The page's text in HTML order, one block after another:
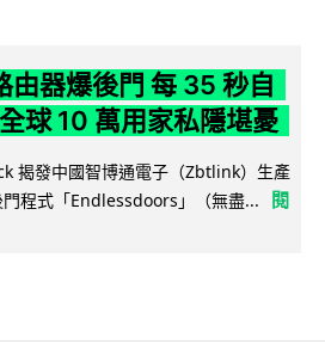
由器爆後門 每 35 秒自
球 10 萬用家私隱堪憂
揭發中國智博通電子（Zbtlink）生產
程式「Endlessdoors」（無盡...
閱